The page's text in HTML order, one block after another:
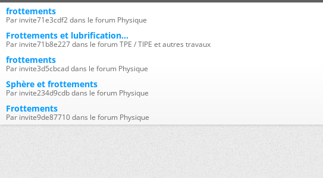
frottements
Par invite71e3cdf2 dans le forum Physique
Frottements et lubrification...
Par invite71b8e227 dans le forum TPE / TIPE et autres travaux
frottements
Par invite3d5cbcad dans le forum Physique
Sphère et frottements
Par invite234d9cdb dans le forum Physique
Frottements
Par invite9de87710 dans le forum Physique